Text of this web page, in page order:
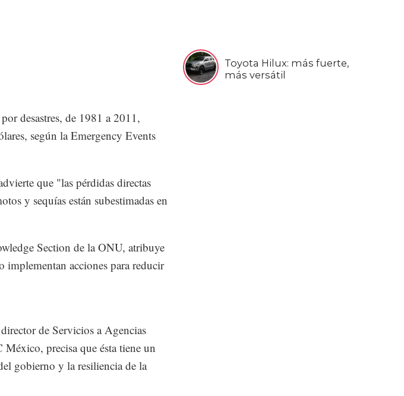
Toyota Hilux: más fuerte,
más versátil
desastres, de 1981 a 2011,
según la Emergency Events
que "las pérdidas directas
y sequías están subestimadas en
Section de la ONU, atribuye
implementan acciones para reducir
de Servicios a Agencias
precisa que ésta tiene un
gobierno y la resiliencia de la